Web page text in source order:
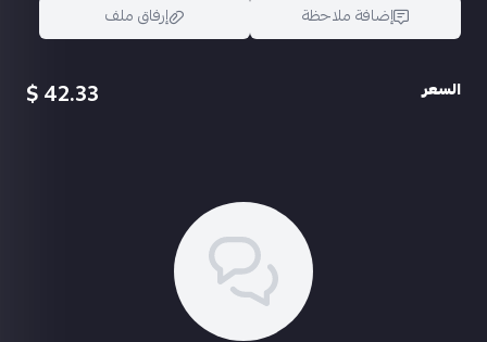
إضافة ملاحظة
إرفاق ملف
السعر 42.33 $